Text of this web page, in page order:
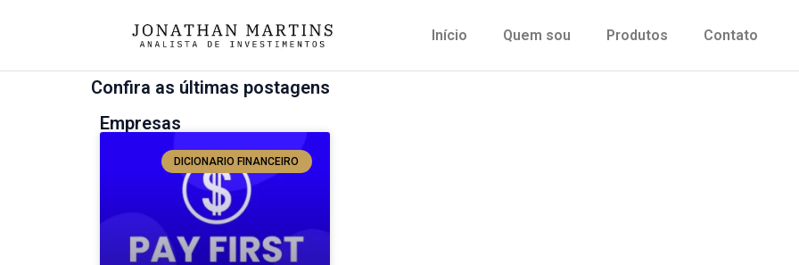
Início Quem sou Produtos Contato
Confira as últimas postagens
Empresas
DICIONARIO FINANCEIRO